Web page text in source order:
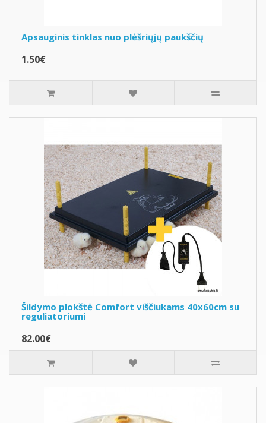
Apsauginis tinklas nuo plėšriųjų paukščių
1.50€
Šildymo plokštė Comfort viščiukams 40x60cm su
reguliatoriumi
82.00€